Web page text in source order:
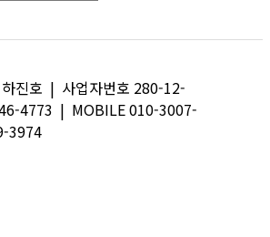
진호 | 사업자번호 280-12-
4773 | MOBILE 010-3007-
3974